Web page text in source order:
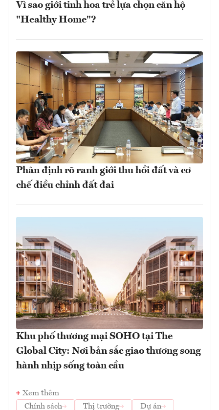
Vì sao giới tinh hoa trẻ lựa chọn căn hộ
"Healthy Home"?
Phân định rõ ranh giới thu hồi đất và cơ
chế điều chỉnh đất đai
Khu phố thương mại SOHO tại The
Global City: Nơi bản sắc giao thương song
hành nhịp sống toàn cầu
Xem thêm
Chính sách
Thị trường
Dự án